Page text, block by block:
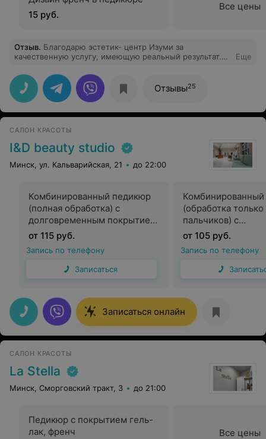
15 руб.
Все цены
Отзыв. Благодарю эстетик- центр Изуми за
качественную услугу, имеющую реальный результат.
внимательность и прекрасную улыбку. Это лучшее
решение вопроса удаления волос. Желаю
дальнейшего развития и процветания! Спасибо, что вы
есть.
Еще
Отзывы25
САЛОН КРАСОТЫ
I&D beauty studio
Минск, ул. Кальварийская, 21 до 22:00
Комбинированный педикюр
(полная обработка) с
долговременным покрытием
+ дизайн френч
от 115 руб.
Запись по телефону
Записаться
(обработка только
пальчиков) с
долговременным
+ дизайн френч
от 105 руб.
Запись по телефону
Записаться онлайн
САЛОН КРАСОТЫ
La Stella
Минск, Сморговский тракт, 3 до 21:00
Педикюр с покрытием гель-
лак, френч
Все цены